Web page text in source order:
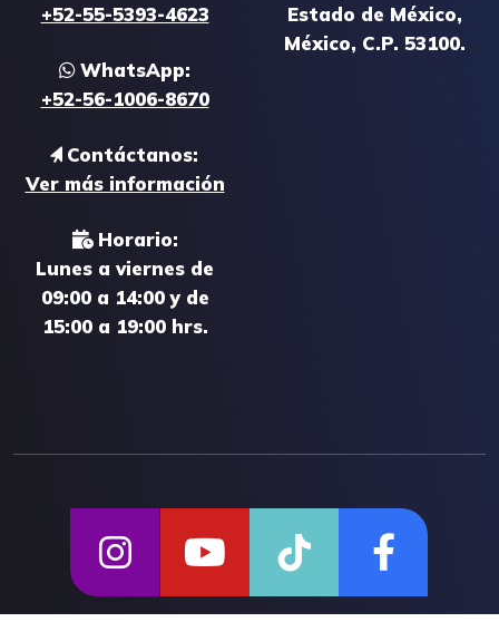
+52-55-5393-4623
WhatsApp:
+52-56-1006-8670
Contáctanos:
Ver más información
Horario:
Lunes a viernes de
09:00 a 14:00 y de
15:00 a 19:00 hrs.
Estado de México,
México, C.P. 53100.